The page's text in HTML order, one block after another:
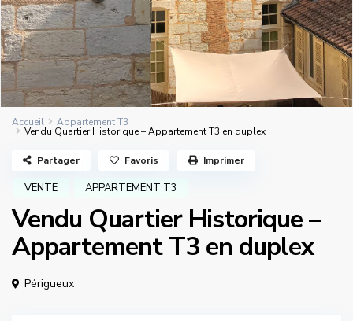
Accueil Appartement T3
Vendu Quartier Historique – Appartement T3 en duplex
VENTE APPARTEMENT T3
Vendu Quartier Historique –
Appartement T3 en duplex
Périgueux
Partager Favoris Imprimer